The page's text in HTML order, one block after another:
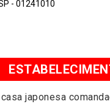
- 01241010
japonesa